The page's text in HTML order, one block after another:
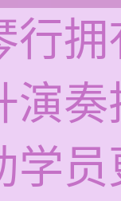
行
演
学